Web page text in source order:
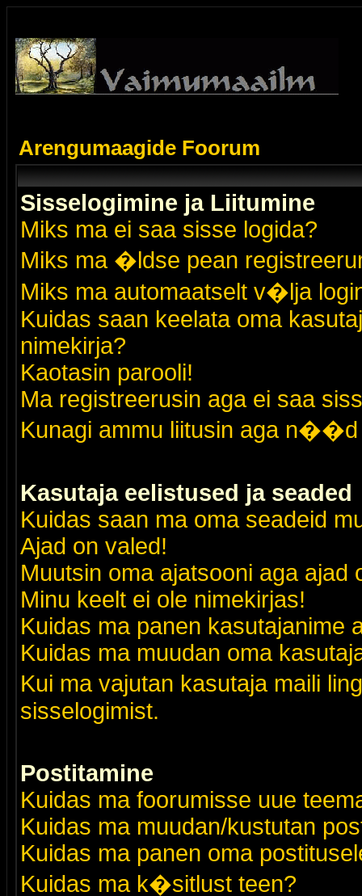
Arengumaagide Foorum
Sisselogimine ja Liitumine
Miks ma ei saa sisse logida?
Miks ma �ldse pean
Miks ma automaatselt v�lja
Kuidas saan keelata oma
nimekirja?
Kaotasin parooli!
Ma registreerusin aga ei saa
Kunagi ammu liitusin aga n��d
Kasutaja eelistused ja seaded
Kuidas saan ma oma seadeid
Ajad on valed!
Muutsin oma ajatsooni aga ajad
Minu keelt ei ole nimekirjas!
Kuidas ma panen kasutajanime
Kuidas ma muudan oma
Kui ma vajutan kasutaja maili
sisselogimist.
Postitamine
Kuidas ma foorumisse uue
Kuidas ma muudan/kustutan
Kuidas ma panen oma
Kuidas ma k�sitlust teen?